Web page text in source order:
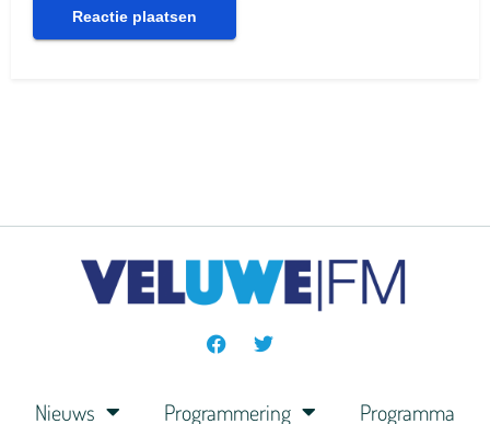
Nieuws Programmering Programma